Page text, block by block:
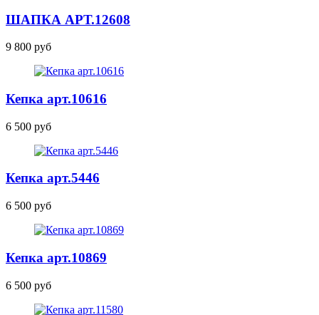
ШАПКА АРТ.12608
9 800 руб
Кепка арт.10616
6 500 руб
Кепка арт.5446
6 500 руб
Кепка арт.10869
6 500 руб